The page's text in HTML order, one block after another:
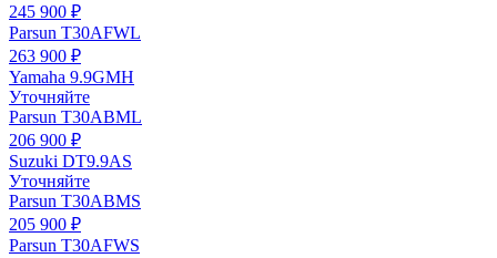
245 900 ₽
Parsun T30AFWL
263 900 ₽
Yamaha 9.9GMH
Уточняйте
Parsun T30ABML
206 900 ₽
Suzuki DT9.9AS
Уточняйте
Parsun T30ABMS
205 900 ₽
Parsun T30AFWS